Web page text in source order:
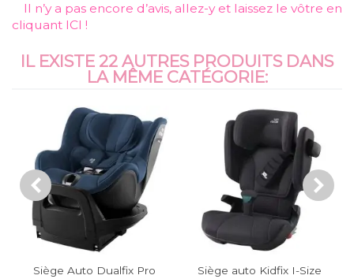
Il n’y a pas encore d’avis, allez-y et laissez le vôtre en
cliquant ICI !
IL EXISTE 22 AUTRES PRODUITS DANS
LA MÊME CATÉGORIE:
Siège auto Kidfix I-Size
Siège auto Britax Römer